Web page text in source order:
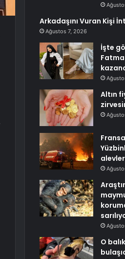
Arkadaşını Vuran Kişi
Ağustos 7, 2026
İşte
Fatma
Altın
O